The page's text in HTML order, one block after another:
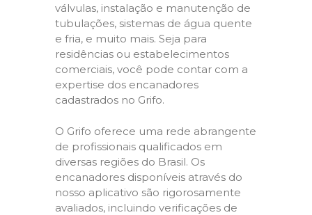
válvulas, instalação e manutenção de
tubulações, sistemas de água quente
e fria, e muito mais. Seja para
residências ou estabelecimentos
comerciais, você pode contar com a
expertise dos encanadores
cadastrados no Grifo.
O Grifo oferece uma rede abrangente
de profissionais qualificados em
diversas regiões do Brasil. Os
encanadores disponíveis através do
nosso aplicativo são rigorosamente
avaliados, incluindo verificações de